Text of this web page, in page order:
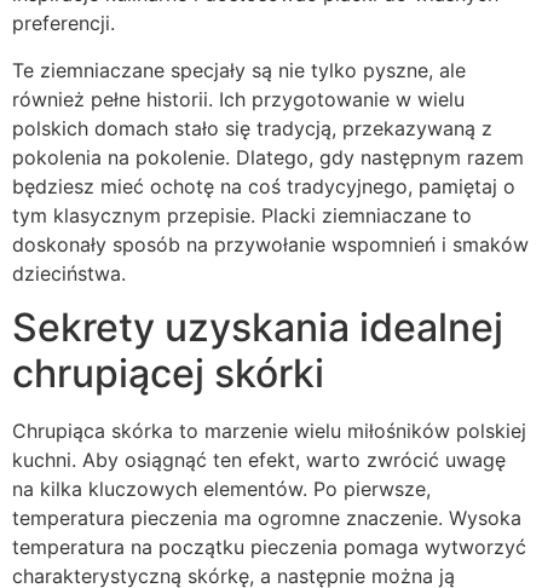
preferencji.
Te ziemniaczane specjały są nie tylko pyszne, ale
również pełne historii. Ich przygotowanie w wielu
polskich domach stało się tradycją, przekazywaną z
pokolenia na pokolenie. Dlatego, gdy następnym razem
będziesz mieć ochotę na coś tradycyjnego, pamiętaj o
tym klasycznym przepisie. Placki ziemniaczane to
doskonały sposób na przywołanie wspomnień i smaków
dzieciństwa.
Sekrety uzyskania idealnej
chrupiącej skórki
Chrupiąca skórka to marzenie wielu miłośników polskiej
kuchni. Aby osiągnąć ten efekt, warto zwrócić uwagę
na kilka kluczowych elementów. Po pierwsze,
temperatura pieczenia ma ogromne znaczenie. Wysoka
temperatura na początku pieczenia pomaga wytworzyć
charakterystyczną skórkę, a następnie można ją